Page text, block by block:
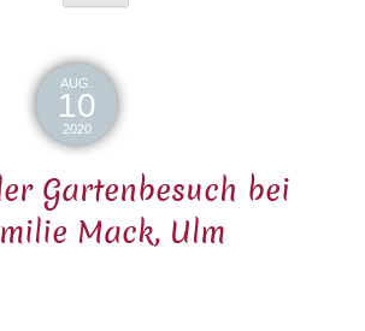
AUG.
10
2020
Gartenbesuch bei
Mack, Ulm